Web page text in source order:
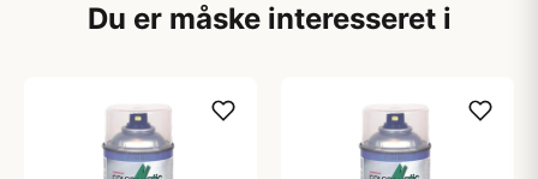
Du er måske interesseret i